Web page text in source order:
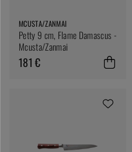
MCUSTA/ZANMAI
Petty 9 cm, Flame Damascus -
Mcusta/Zanmai
181 €